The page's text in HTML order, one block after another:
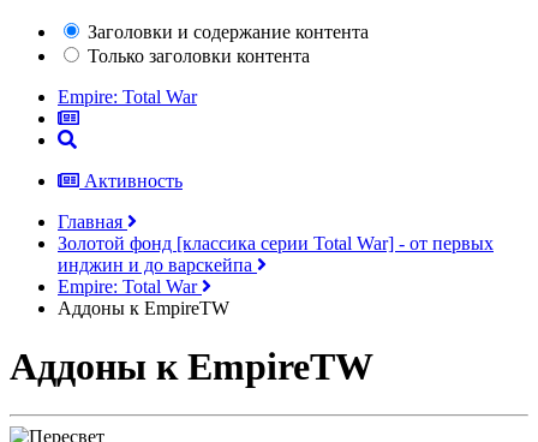
Заголовки и содержание контента
Только заголовки контента
Empire: Total War
Активность
Главная
Золотой фонд [классика серии Total War] - от первых
инджин и до варскейпа
Empire: Total War
Аддоны к EmpireTW
Аддоны к EmpireTW